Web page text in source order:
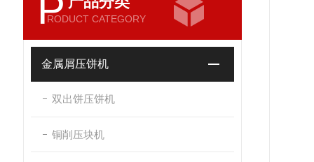
P
RODUCT CATEGORY
金属屑压饼机
双出饼压饼机
铜削压块机